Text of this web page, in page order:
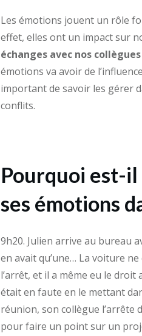
Les émotions jouent un rôle
effet, elles ont un impact sur
échanges avec nos
émotions va avoir de
important de savoir les gérer
conflits.
Pourquoi est-
ses émotions
9h20. Julien arrive au bureau
en avait qu’une… La voiture
l’arrêt, et il a même eu le droit
était en faute en le mettant
réunion, son collègue l’arrête
pour faire un point sur un